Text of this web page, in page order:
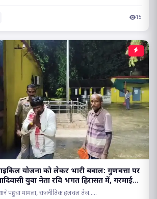
15
योजना को लेकर भारी बवाल: गुणवत्ता पर
युवा नेता रवि भगत हिरासत में, गरमाई
पहुंचा मामला, राजनीतिक हलचल तेज.....